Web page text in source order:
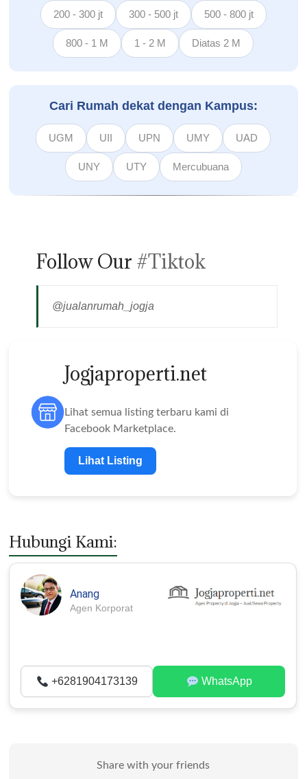
200 - 300 jt 300 - 500 jt 500 - 800 jt
800 - 1 M 1 - 2 M Diatas 2 M
Cari Rumah dekat dengan Kampus:
UGM UII UPN UMY UAD
UNY UTY Mercubuana
Follow Our #Tiktok
@jualanrumah_jogja
Jogjaproperti.net
Lihat semua listing terbaru kami di
Facebook Marketplace.
Lihat Listing
Hubungi Kami:
Anang
Agen Korporat
+6281904173139 WhatsApp
Share with your friends